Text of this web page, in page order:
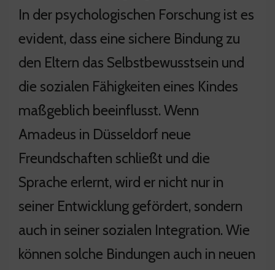
In der psychologischen Forschung ist es
evident, dass eine sichere Bindung zu
den Eltern das Selbstbewusstsein und
die sozialen Fähigkeiten eines Kindes
maßgeblich beeinflusst. Wenn
Amadeus in Düsseldorf neue
Freundschaften schließt und die
Sprache erlernt, wird er nicht nur in
seiner Entwicklung gefördert, sondern
auch in seiner sozialen Integration. Wie
können solche Bindungen auch in neuen